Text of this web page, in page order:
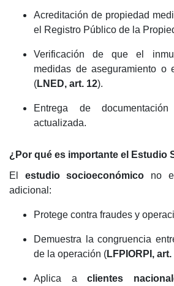
Acreditación de propiedad
el Registro Público de la
Verificación de que el
medidas de aseguramiento o
(LNED, art. 12).
Entrega de
actualizada.
¿Por qué es importante el Estudio
El estudio socioeconómico no
adicional:
Protege contra fraudes y
Demuestra la congruencia
de la operación (LFPIORPI,
Aplica aclientes